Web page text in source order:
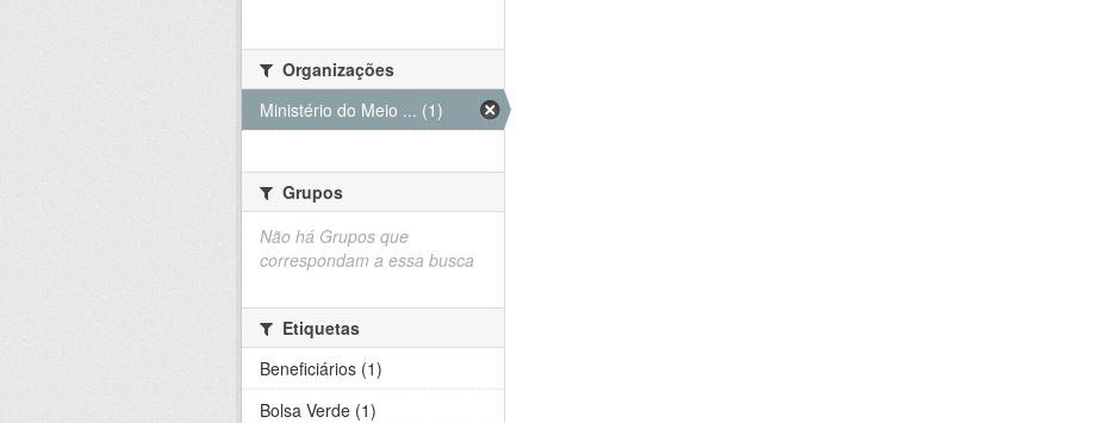
Organizações
Ministério do Meio ... (1)
Grupos
Não há Grupos que
correspondam a essa busca
Etiquetas
Beneficiários (1)
Bolsa Verde (1)